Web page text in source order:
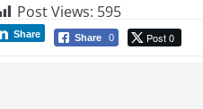
Post Views: 595
Share 0 Post 0
Share